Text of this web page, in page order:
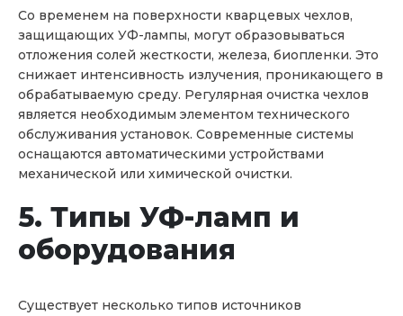
Со временем на поверхности кварцевых чехлов,
защищающих УФ-лампы, могут образовываться
отложения солей жесткости, железа, биопленки. Это
снижает интенсивность излучения, проникающего в
обрабатываемую среду. Регулярная очистка чехлов
является необходимым элементом технического
обслуживания установок. Современные системы
оснащаются автоматическими устройствами
механической или химической очистки.
5. Типы УФ-ламп и
оборудования
Существует несколько типов источников